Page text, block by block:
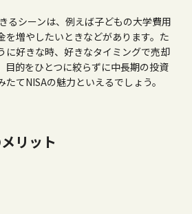
るシーンは、例えば子どもの大学費用
を増やしたいときなどがあります。た
に好きな時、好きなタイミングで売却
目的をひとつに絞らずに中長期の投資
たてNISAの魅力といえるでしょう。
リット